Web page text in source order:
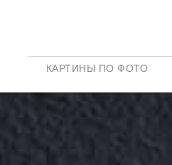
КАРТИНЫ ПО ФОТО